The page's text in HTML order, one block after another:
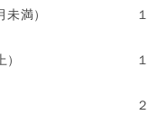
ヶ月未満） １
ヶ月以上） １
産以上） ２